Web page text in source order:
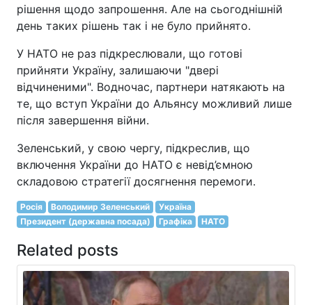
рішення щодо запрошення. Але на сьогоднішній
день таких рішень так і не було прийнято.
У НАТО не раз підкреслювали, що готові
прийняти Україну, залишаючи "двері
відчиненими". Водночас, партнери натякають на
те, що вступ України до Альянсу можливий лише
після завершення війни.
Зеленський, у свою чергу, підкреслив, що
включення України до НАТО є невід’ємною
складовою стратегії досягнення перемоги.
Росія Володимир Зеленський
Україна
Президент (державна посада)
Графіка НАТО
Related posts